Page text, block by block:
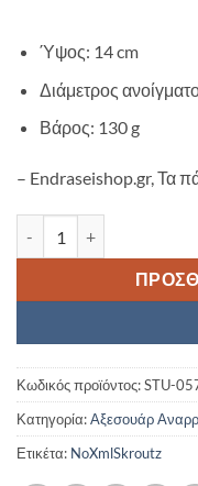
Ύψος: 14 cm
Διάμετρος
Βάρος: 130 g
– Endraseishop.gr, Τα
Κωδικός προϊόντος:STU-
Κατηγορία:Αξεσουάρ
Ετικέτα: NoXmlSkroutz